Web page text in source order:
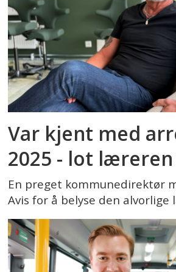
Var kjent med
2025 - lot
En preget kommunedirektør
Avis for å belyse den